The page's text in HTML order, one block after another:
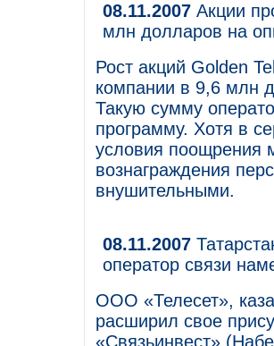
08.11.2007 Акции
млн долларов на
Рост акций Golden
компании в 9,6 млн
Такую сумму
программу. Хотя в
условия поощрения
вознаграждения
внушительными.
08.11.2007
оператор связи
ООО «Телесет»,
расширил свое
«Связьинвест»